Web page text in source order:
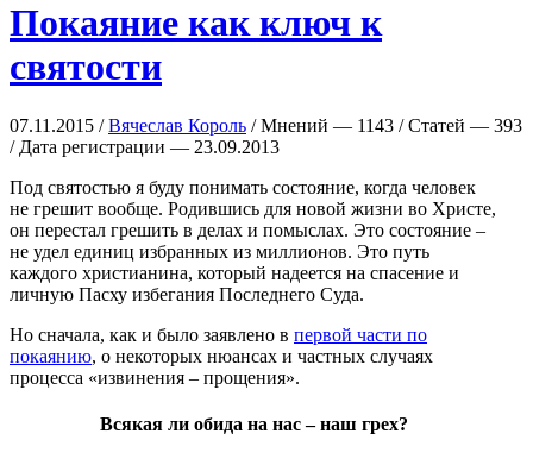
Покаяние как ключ к
святости
07.11.2015 /Вячеслав Король / Мнений — 1143 / Статей — 393
/ Дата регистрации — 23.09.2013
Под святостью я буду понимать состояние, когда человек
не грешит вообще. Родившись для новой жизни во Христе,
он перестал грешить в делах и помыслах. Это состояние –
не удел единиц избранных из миллионов. Это путь
каждого христианина, который надеется на спасение и
личную Пасху избегания Последнего Суда.
Но сначала, как и было заявлено в первой части по
покаянию, о некоторых нюансах и частных случаях
процесса «извинения – прощения».
Всякая ли обида на нас – наш грех?